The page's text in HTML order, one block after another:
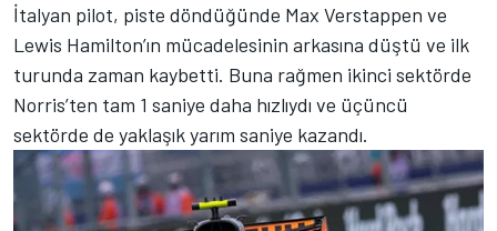
İtalyan pilot, piste döndüğünde Max Verstappen ve
Lewis Hamilton’ın mücadelesinin arkasına düştü ve ilk
turunda zaman kaybetti. Buna rağmen ikinci sektörde
Norris’ten tam 1 saniye daha hızlıydı ve üçüncü
sektörde de yaklaşık yarım saniye kazandı.